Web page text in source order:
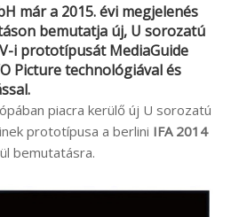
már a 2015. évi megjelenés
bemutatja új, U sorozatú
i prototípusát MediaGuide
Picture technológiával és
piacra kerülő új U sorozatú
prototípusa a berlini IFA 2014
bemutatásra.